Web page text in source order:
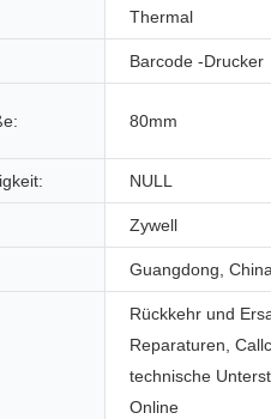
Thermal
Barcode -Drucker
80mm
NULL
Zywell
Guangdong,
Rückkehr und
Reparaturen,
technische
Online